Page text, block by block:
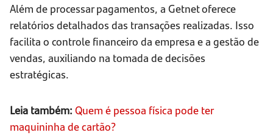
Além de processar pagamentos, a Getnet oferece
relatórios detalhados das transações realizadas. Isso
facilita o controle financeiro da empresa e a gestão de
vendas, auxiliando na tomada de decisões
estratégicas.
Leia também: Quem é pessoa física pode ter
maquininha de cartão?